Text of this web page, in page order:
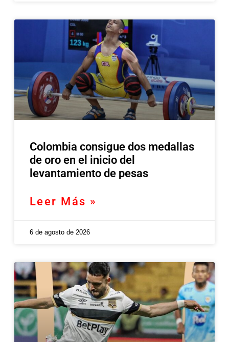
Colombia consigue dos medallas
de oro en el inicio del
levantamiento de pesas
Leer Más »
6 de agosto de 2026